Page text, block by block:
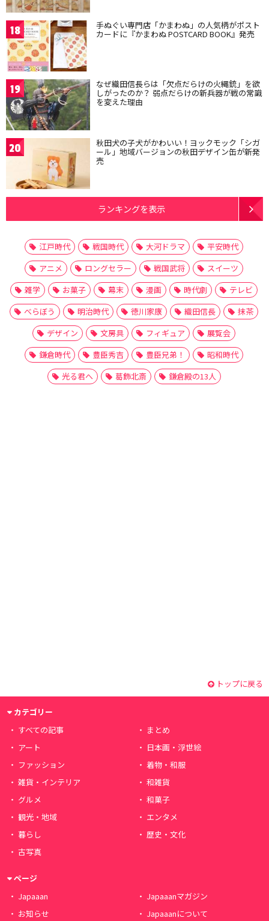
18 手ぬぐい専門店「かまわぬ」の人気柄がポスト
カードに『かまわぬ POSTCARD BOOK』発売
19 なぜ織田信長らは「欠点だらけの火縄銃」を欲
しがったのか？ 弱点だらけの新兵器が戦の常識
を変えた理由
20 秋田犬の子犬がかわいい！ヨックモック「シガ
ール」地域バージョンの秋田デザイン缶が新発
売
ランキングを表示
江戸時代 戦国時代 大河ドラマ
平安時代
アニメ
ロングセラー 戦国武将
スイーツ
雑学
お菓子 幕末 漫画 時代劇
テレビ
べらぼう
明治時代 徳川家康 織田信長
抹茶
デザイン
文房具 フィギュア
展覧会
鎌倉時代
豊臣秀吉 豊臣兄弟！
昭和時代
光る君へ
葛飾北斎 鎌倉殿の13人
トップに戻る
カテゴリー
すべての記事
まとめ
アート
日本画・浮世絵
ファッション
着物・和服
雑貨・インテリア
和雑貨
グルメ
和菓子
観光・地域
エンタメ
暮らし
歴史・文化
古写真
ページ
Japaaan
Japaaanマガジン
お知らせ
Japaaanについて